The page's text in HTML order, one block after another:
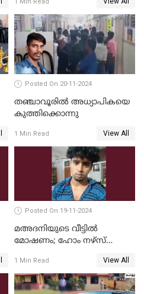
പീഡനത്തിനിരയായി
Posted On 20-11-2024
തഞ്ചാവൂരില്‍ അധ്യാപികയെ
കുത്തിക്കൊന്നു
1 Min Read View All
Posted On 19-11-2024
മഅദനിയുടെ വീട്ടിൽ
മോഷണം; ഹോം നഴ്‌സ്
1 Min Read View All